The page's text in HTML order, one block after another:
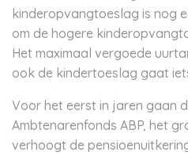
kinderopvangtoeslag is nog
om de hogere
Het maximaal vergoede
ook de kindertoeslag gaat
Voor het eerst in jaren gaan
Ambtenarenfonds ABP, het
verhoogt de